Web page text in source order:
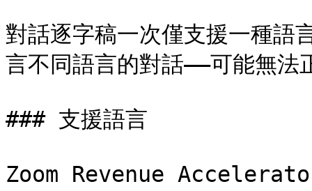
對話逐字稿一次僅支援一種語
言不同語言的對話——可能無法
### 支援語言
Zoom Revenue